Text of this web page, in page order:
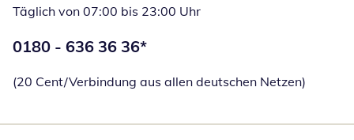
Täglich von 07:00 bis 23:00 Uhr
Telefonnummer:
0180 - 636 36 36*
(20 Cent/Verbindung aus allen deutschen Netzen)